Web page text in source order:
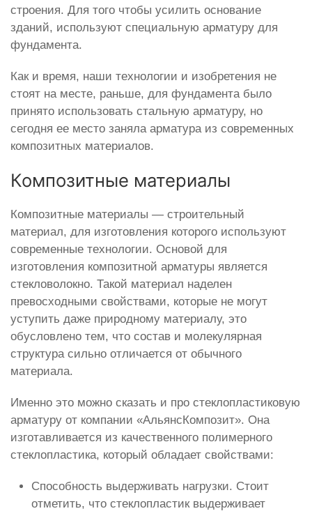
строения. Для того чтобы усилить основание
зданий, используют специальную арматуру для
фундамента.
Как и время, наши технологии и изобретения не
стоят на месте, раньше, для фундамента было
принято использовать стальную арматуру, но
сегодня ее место заняла арматура из современных
композитных материалов.
Композитные материалы
Композитные материалы — строительный
материал, для изготовления которого используют
современные технологии. Основой для
изготовления композитной арматуры является
стекловолокно. Такой материал наделен
превосходными свойствами, которые не могут
уступить даже природному материалу, это
обусловлено тем, что состав и молекулярная
структура сильно отличается от обычного
материала.
Именно это можно сказать и про стеклопластиковую
арматуру от компании «АльянсКомпозит». Она
изготавливается из качественного полимерного
стеклопластика, который обладает свойствами:
Способность выдерживать нагрузки. Стоит
отметить, что стеклопластик выдерживает